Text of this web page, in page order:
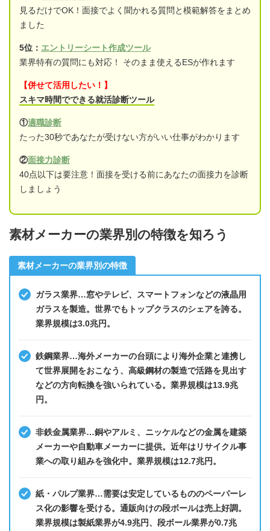
見るだけでOK！面接でよく聞かれる質問と模範解答をまとめ
ました
5位： エントリーシート作成ツール
業界特有の質問にも対応！ そのまま使えるESが作れます
【併せて活用したい！】
スキマ時間でできる就活診断ツール
①適職診断
たった30秒であなたが受けない方がいい仕事がわかります
②面接力診断
40点以下は要注意！面接を受ける前にあなたの面接力を診断
しましょう
素材メーカーの業界別の特徴を知ろう
素材メーカーの業界別の特徴
ガラス業界…窓やテレビ、スマートフォンなどの液晶用
ガラスを製造。世界でもトップクラスのシェアを誇る。
業界規模は3.0兆円。
鉄鋼業界…海外メーカーの台頭により海外企業と連携し
て世界展開をおこなう、高級鋼材の製造で活路を見出す
などの方向転換を強いられている。業界規模は13.9兆
円。
非鉄金属業界…銅やアルミ、ニッケルなどの金属を建築
メーカーや自動車メーカーに提供。近年はリサイクル事
業への取り組みを強化中。業界規模は12.7兆円。
紙・パルプ業界…需要は安定しているもののペーパーレ
ス化の影響を受ける。通販向けの段ボールは売上好調。
業界規模は製紙業界が4.9兆円、段ボール業界が0.7兆